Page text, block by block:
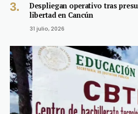
Despliegan operativo tras
libertad en Cancún
31 julio, 2026